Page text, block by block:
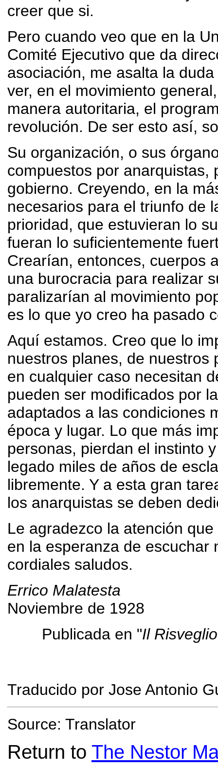
creer que si.
Pero cuando veo que en la
Comité Ejecutivo que da
asociación, me asalta la
ver, en el movimiento
manera autoritaria, el
revolución. De ser esto así,
Su organización, o sus
compuestos por
gobierno. Creyendo, en la
necesarios para el triunfo de
prioridad, que estuvieran lo
fueran lo suficientemente
Crearían, entonces, cuerpos
una burocracia para realizar
paralizarían al movimiento
es lo que yo creo ha pasado
Aquí estamos. Creo que lo
nuestros planes, de
en cualquier caso necesitan
pueden ser modificados por
adaptados a las condiciones
época y lugar. Lo que más
personas, pierdan el instinto
legado miles de años de
libremente. Y a esta gran
los anarquistas se deben
Le agradezco la atención
en la esperanza de escuchar
cordiales saludos.
Errico Malatesta
Noviembre de 1928
Publicada en "Il Risveglio
Traducido por Jose Antonio
Source: Translator
Return to The Nestor